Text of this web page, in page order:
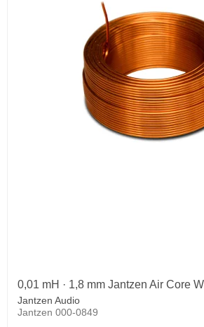
0,01 mH · 1,8 mm Jantzen Air Core
Jantzen Audio
Jantzen 000-0849